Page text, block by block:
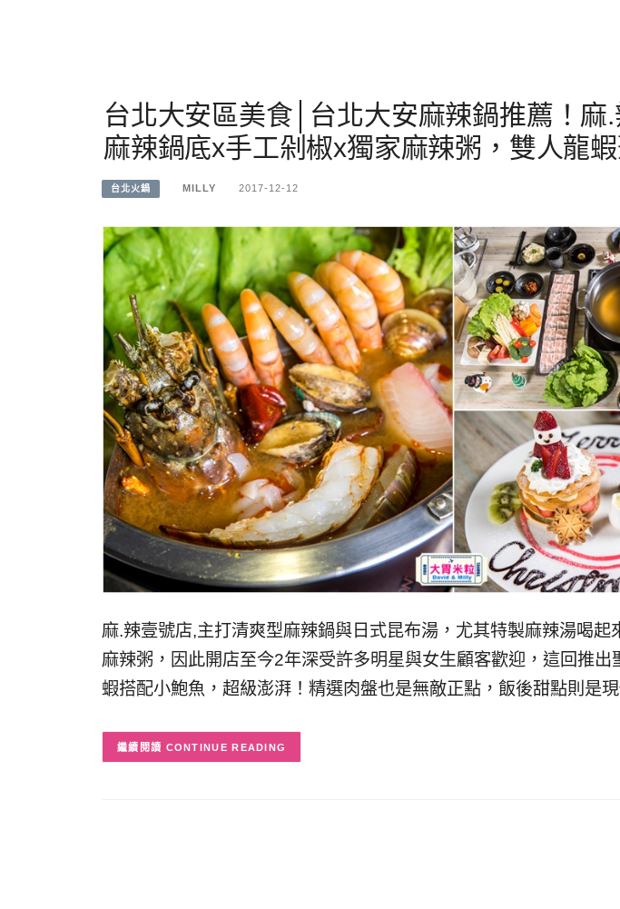
台北大安區美食│台北大安麻辣鍋推薦！麻
麻辣鍋底x手工剁椒x獨家麻辣粥，雙人龍
台北火鍋 MILLY 2017-12-12
麻.辣壹號店,主打清爽型麻辣鍋與日式昆布湯，尤其特製麻辣湯喝起
麻辣粥，因此開店至今2年深受許多明星與女生顧客歡迎，這回推出
蝦搭配小鮑魚，超級澎湃！精選肉盤也是無敵正點，飯後甜點則是
CONTINUE READING